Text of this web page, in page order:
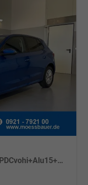
Selection 115PS DSG Kamera+PDCvohi+Alu15+AppConnect+Sitzheizung+Sunset+LED